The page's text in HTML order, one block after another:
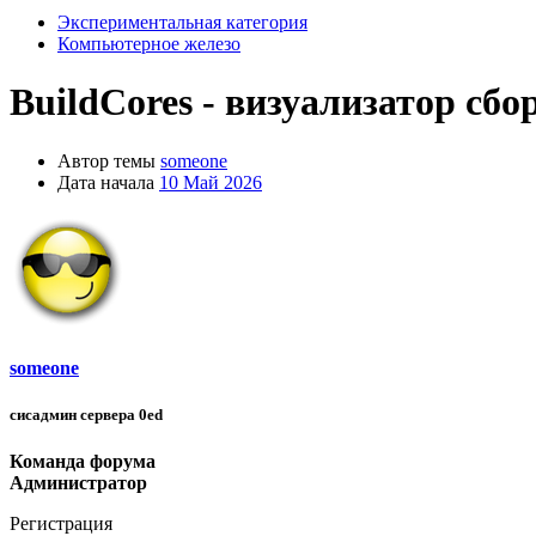
Экспериментальная категория
Компьютерное железо
BuildCores - визуализатор
Автор темы someone
Дата начала 10 Май 2026
someone
сисадмин сервера 0ed
Команда форума
Администратор
Регистрация